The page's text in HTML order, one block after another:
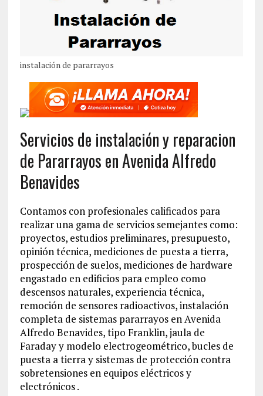
instalación de pararrayos
Servicios de instalación y reparacion
de Pararrayos en Avenida Alfredo
Benavides
Contamos con profesionales calificados para
realizar una gama de servicios semejantes como:
proyectos, estudios preliminares, presupuesto,
opinión técnica, mediciones de puesta a tierra,
prospección de suelos, mediciones de hardware
engastado en edificios para empleo como
descensos naturales, experiencia técnica,
remoción de sensores radioactivos, instalación
completa de sistemas pararrayos en Avenida
Alfredo Benavides, tipo Franklin, jaula de
Faraday y modelo electrogeométrico, bucles de
puesta a tierra y sistemas de protección contra
sobretensiones en equipos eléctricos y
electrónicos .